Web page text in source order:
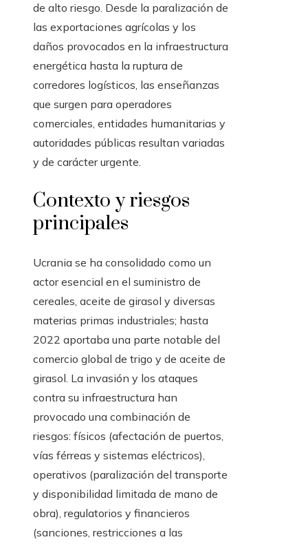
de alto riesgo. Desde la paralización de
las exportaciones agrícolas y los
daños provocados en la infraestructura
energética hasta la ruptura de
corredores logísticos, las enseñanzas
que surgen para operadores
comerciales, entidades humanitarias y
autoridades públicas resultan variadas
y de carácter urgente.
Contexto y riesgos
principales
Ucrania se ha consolidado como un
actor esencial en el suministro de
cereales, aceite de girasol y diversas
materias primas industriales; hasta
2022 aportaba una parte notable del
comercio global de trigo y de aceite de
girasol. La invasión y los ataques
contra su infraestructura han
provocado una combinación de
riesgos: físicos (afectación de puertos,
vías férreas y sistemas eléctricos),
operativos (paralización del transporte
y disponibilidad limitada de mano de
obra), regulatorios y financieros
(sanciones, restricciones a las